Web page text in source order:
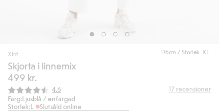
176cm / Storlek: XL
Xlnt
Skjorta i linnemix
499 kr.
Snittbetyg:
4.6 17 recensioner
Färg:Ljusblå / enfärgad
Storlek:L Slutsåld online